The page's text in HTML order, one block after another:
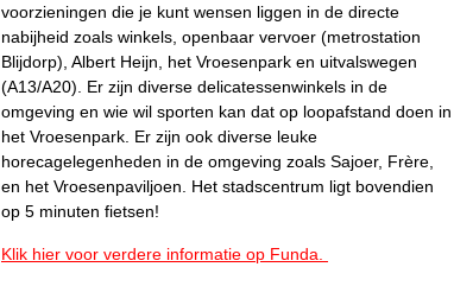
voorzieningen die je kunt wensen liggen in de directe
nabijheid zoals winkels, openbaar vervoer (metrostation
Blijdorp), Albert Heijn, het Vroesenpark en uitvalswegen
(A13/A20). Er zijn diverse delicatessenwinkels in de
omgeving en wie wil sporten kan dat op loopafstand doen in
het Vroesenpark. Er zijn ook diverse leuke
horecagelegenheden in de omgeving zoals Sajoer, Frère,
en het Vroesenpaviljoen. Het stadscentrum ligt bovendien
op 5 minuten fietsen!
Klik hier voor verdere informatie op Funda.